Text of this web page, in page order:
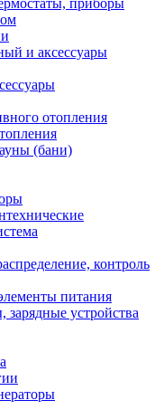
приборы
и аксессуары
отопления
(бани)
контроль
питания
зарядные устройства